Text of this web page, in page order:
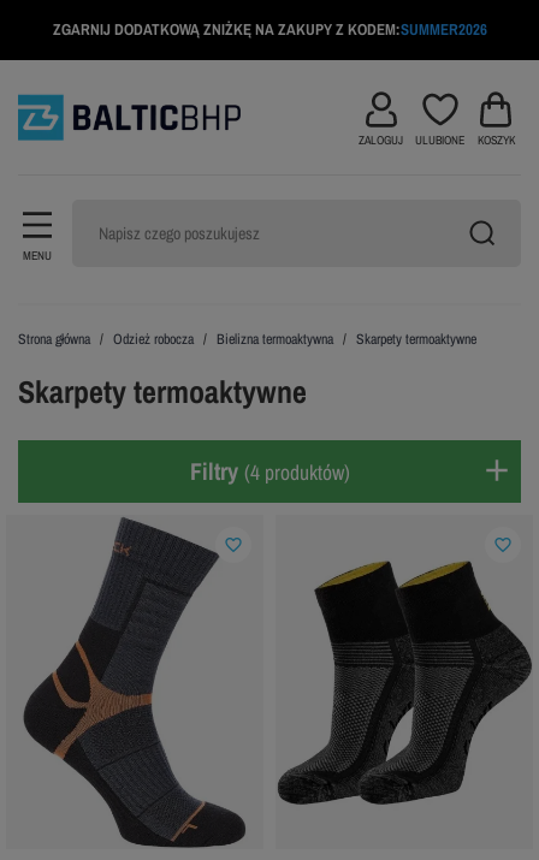
ZGARNIJ DODATKOWĄ ZNIŻKĘ NA ZAKUPY Z KODEM:SUMMER2026
MENU
ZALOGUJ ULUBIONE KOSZYK
Strona główna Odzież robocza Bielizna termoaktywna Skarpety termoaktywne
Skarpety termoaktywne
Filtry (4 produktów)
favorite_border favorite_border